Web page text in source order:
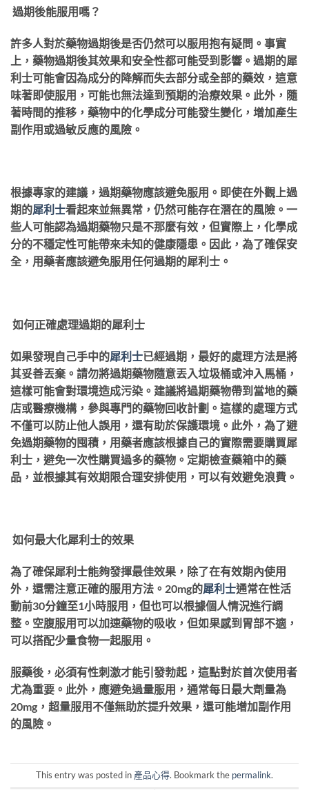
過期後能服用嗎？
許多人對於藥物過期後是否仍然可以服用抱有疑問。事實
上，藥物過期後其效果和安全性都可能受到影響。過期的犀
利士可能會因為成分的降解而失去部分或全部的藥效，這意
味著即使服用，可能也無法達到預期的治療效果。此外，隨
著時間的推移，藥物中的化學成分可能發生變化，增加產生
副作用或過敏反應的風險。
根據專家的建議，過期藥物應該避免服用。即使在外觀上過
期的犀利士看起來並無異常，仍然可能存在潛在的風險。一
些人可能認為過期藥物只是不那麼有效，但實際上，化學成
分的不穩定性可能帶來未知的健康隱患。因此，為了確保安
全，用藥者應該避免服用任何過期的犀利士。
如何正確處理過期的犀利士
如果發現自己手中的犀利士已經過期，最好的處理方法是將
其妥善丟棄。請勿將過期藥物隨意丟入垃圾桶或沖入馬桶，
這樣可能會對環境造成污染。建議將過期藥物帶到當地的藥
店或醫療機構，參與專門的藥物回收計劃。這樣的處理方式
不僅可以防止他人誤用，還有助於保護環境。此外，為了避
免過期藥物的囤積，用藥者應該根據自己的實際需要購買犀
利士，避免一次性購買過多的藥物。定期檢查藥箱中的藥
品，並根據其有效期限合理安排使用，可以有效避免浪費。
如何最大化犀利士的效果
為了確保犀利士能夠發揮最佳效果，除了在有效期內使用
外，還需注意正確的服用方法。20mg的犀利士通常在性活
動前30分鐘至1小時服用，但也可以根據個人情況進行調
整。空腹服用可以加速藥物的吸收，但如果感到胃部不適，
可以搭配少量食物一起服用。
服藥後，必須有性刺激才能引發勃起，這點對於首次使用者
尤為重要。此外，應避免過量服用，通常每日最大劑量為
20mg，超量服用不僅無助於提升效果，還可能增加副作用
的風險。
This entry was posted in 產品心得. Bookmark the permalink.